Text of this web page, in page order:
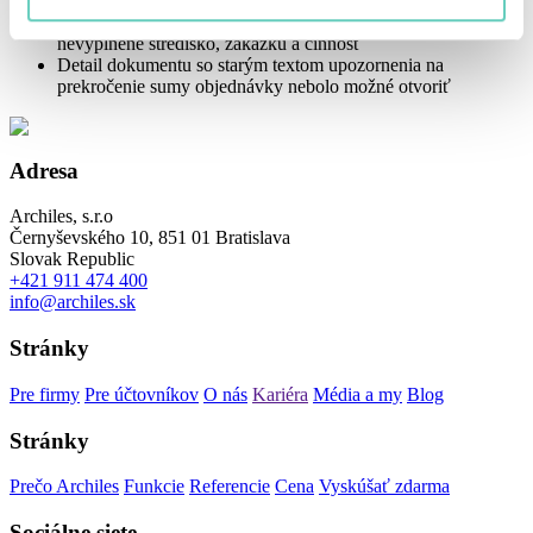
Pri prvom uložení objednávky sa nezobrazilo upozornenie na
nevyplnené stredisko, zákazku a činnosť
Detail dokumentu so starým textom upozornenia na
prekročenie sumy objednávky nebolo možné otvoriť
Adresa
Archiles, s.r.o
Černyševského 10, 851 01 Bratislava
Slovak Republic
+421 911 474 400
info@archiles.sk
Stránky
Pre firmy Pre účtovníkov O nás Kariéra Média a my Blog
Stránky
Prečo Archiles Funkcie Referencie Cena Vyskúšať zdarma